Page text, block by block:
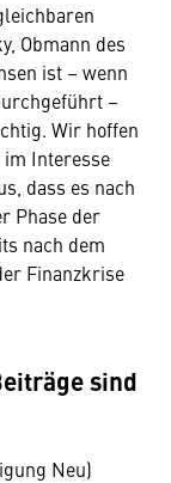
Obmann des
ist – wenn
–
Wir hoffen
im Interesse
dass es nach
Phase der
nach dem
Finanzkrise
sind
Neu)